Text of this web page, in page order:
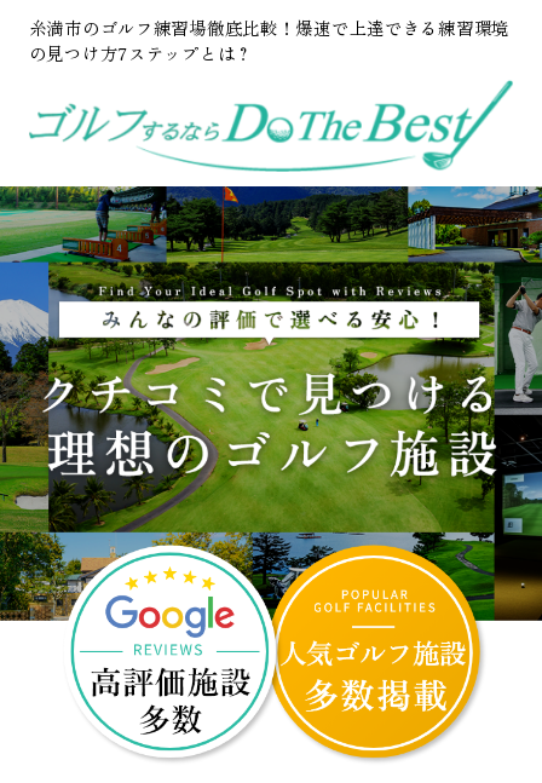
糸満市のゴルフ練習場徹底比較！爆速で上達できる練習環境
の見つけ方7ステップとは？